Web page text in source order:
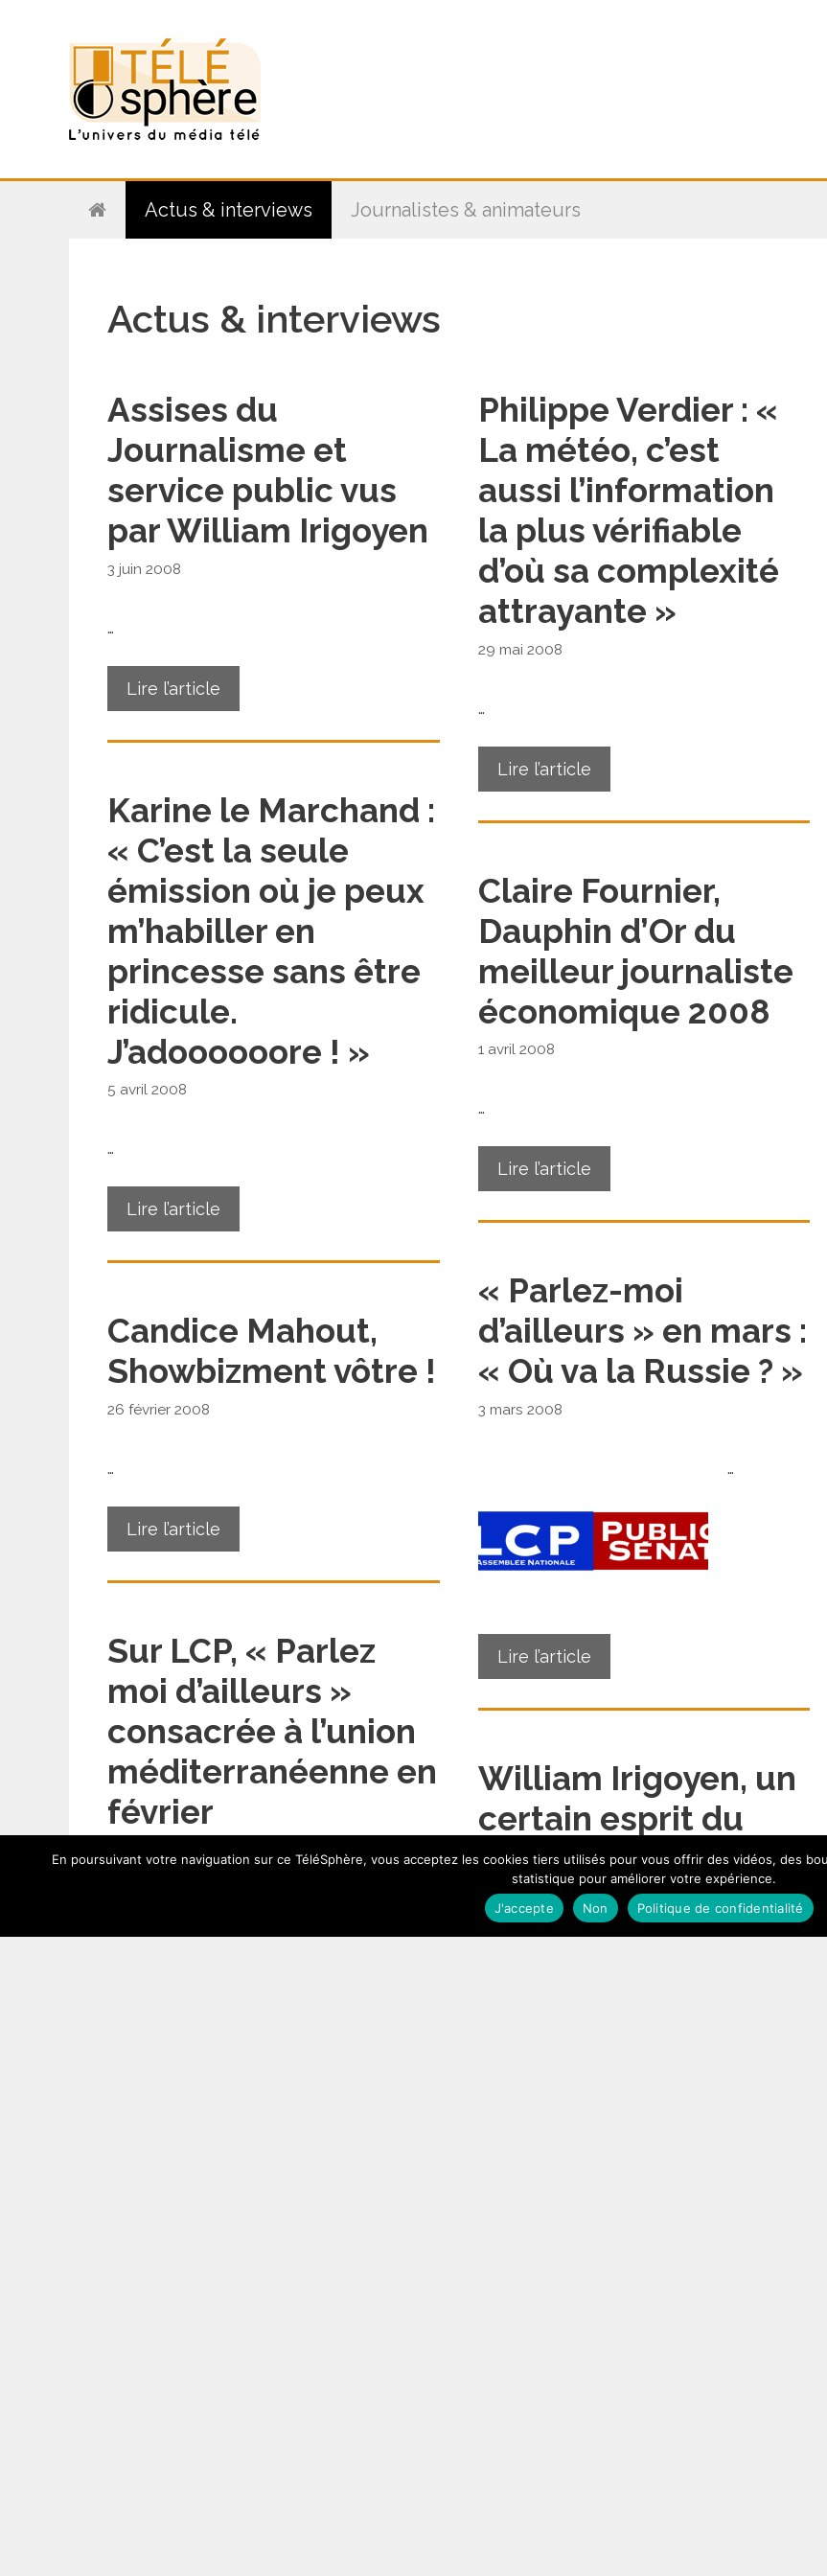
Actus & interviews Journalistes & animateurs
Actus & interviews
Assises du
Journalisme et
service public vus
par William Irigoyen
3 juin 2008
…
Lire l’article
Philippe Verdier : «
La météo, c’est
aussi l’information
la plus vérifiable
d’où sa complexité
attrayante »
29 mai 2008
…
Lire l’article
Karine le Marchand :
« C’est la seule
émission où je peux
m’habiller en
princesse sans être
ridicule.
J’adoooooore ! »
5 avril 2008
…
Lire l’article
Claire Fournier,
Dauphin d’Or du
meilleur journaliste
économique 2008
1 avril 2008
…
Lire l’article
« Parlez-moi
d’ailleurs » en mars :
« Où va la Russie ? »
3 mars 2008
…
Lire l’article
Candice Mahout,
Showbizment vôtre !
26 février 2008
…
Lire l’article
Sur LCP, « Parlez
moi d’ailleurs »
consacrée à l’union
méditerranéenne en
février
William Irigoyen, un
certain esprit du
journalisme
4 septembre 2007
En poursuivant votre naviguation sur ce TéléSphère, vous acceptez les cookies tiers utilisés pour vous offrir des vidéos, des
statistique pour améliorer votre expérience.
J'accepte
Non Politique de confidentialité